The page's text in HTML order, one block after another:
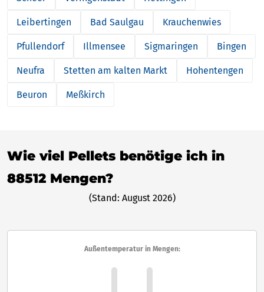
Leibertingen Bad Saulgau Krauchenwies
Pfullendorf Illmensee Sigmaringen Bingen
Neufra Stetten am kalten Markt Hohentengen
Beuron Meßkirch
Wie viel Pellets benötige ich in
88512 Mengen?
(Stand: August 2026)
Außentemperatur in Mengen: